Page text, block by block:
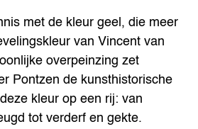
met de kleur geel, die meer
van Vincent van
overpeinzing zet
Pontzen de kunsthistorische
kleur op een rij: van
tot verderf en gekte.